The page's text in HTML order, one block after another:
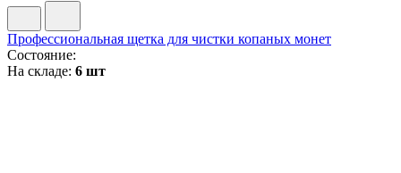
Профессиональная щетка для чистки копаных монет
Состояние:
На складе: 6 шт